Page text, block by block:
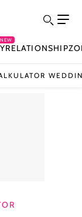
NEW
RELATIONSHIP